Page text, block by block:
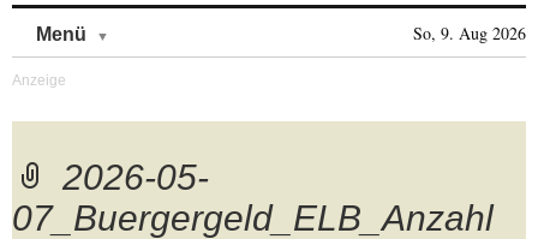
Menü So, 9. Aug 2026
2026-05-
07_Buergergeld_ELB_Anzahl